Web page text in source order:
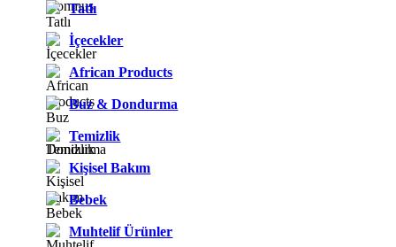
Tatlı
İçecekler
African Products
Buz & Dondurma
Temizlik
Kişisel Bakım
Bebek
Muhtelif Ürünler